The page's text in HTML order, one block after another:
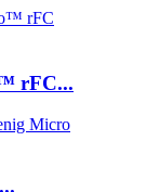
rFC...